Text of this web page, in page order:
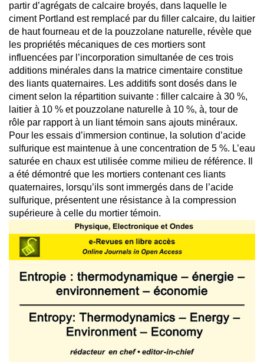
partir d’agrégats de calcaire broyés, dans laquelle le
ciment Portland est remplacé par du filler calcaire, du laitier
de haut fourneau et de la pouzzolane naturelle, révèle que
les propriétés mécaniques de ces mortiers sont
influencées par l’incorporation simultanée de ces trois
additions minérales dans la matrice cimentaire constitue
des liants quaternaires. Les additifs sont dosés dans le
ciment selon la répartition suivante : filler calcaire à 30 %,
laitier à 10 % et pouzzolane naturelle à 10 %, à, tour de
rôle par rapport à un liant témoin sans ajouts minéraux.
Pour les essais d’immersion continue, la solution d’acide
sulfurique est maintenue à une concentration de 5 %. L’eau
saturée en chaux est utilisée comme milieu de référence. Il
a été démontré que les mortiers contenant ces liants
quaternaires, lorsqu’ils sont immergés dans de l’acide
sulfurique, présentent une résistance à la compression
supérieure à celle du mortier témoin.